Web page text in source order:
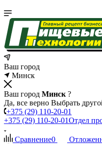
Ваш город
Минск
Ваш город Минск ?
Да, все верно Выбрать
+375 (29) 110-20-01
+375 (29) 110-20-01Отдел
Сравнение0